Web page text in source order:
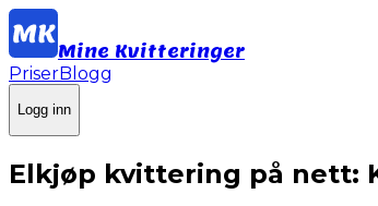
Mine Kvitteringer
PriserBlogg
Logg inn
Elkjøp kvittering på nett: